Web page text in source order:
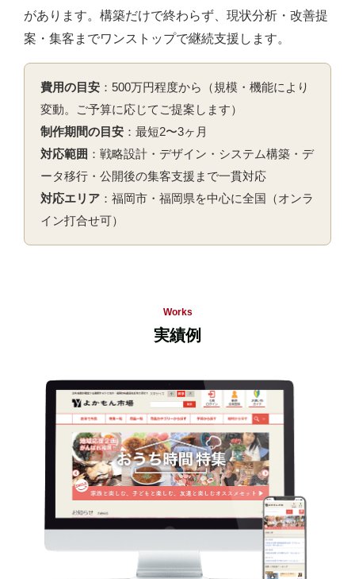
があります。構築だけで終わらず、現状分析・改善提
案・集客までワンストップで継続支援します。
費用の目安 ：500万円程度から（規模・機能により
変動。ご予算に応じてご提案します）
制作期間の目安 ：最短2〜3ヶ月
対応範囲 ：戦略設計・デザイン・システム構築・デ
ータ移行・公開後の集客支援まで一貫対応
対応エリア ：福岡市・福岡県を中心に全国（オンラ
イン打合せ可）
Works
実績例